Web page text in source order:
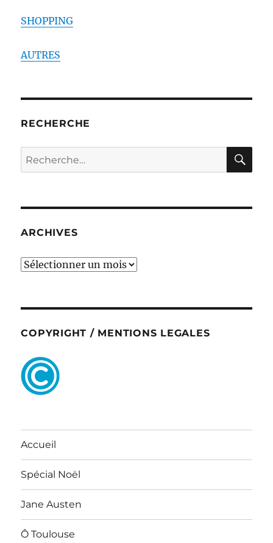
SHOPPING
AUTRES
RECHERCHE
Recherche
pour :
ARCHIVES
ARCHIVES
COPYRIGHT / MENTIONS LEGALES
Accueil
Spécial Noël
Jane Austen
Ô Toulouse